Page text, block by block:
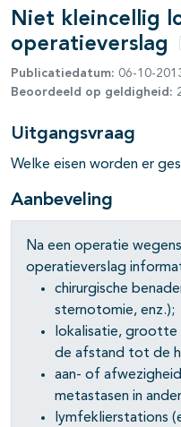
open- en
open- en
open- en
open- en
open- en
Niet kleincellig
operatieverslag
Publicatiedatum: 06-10-
Beoordeeld op geldigheid:
Uitgangsvraag
Welke eisen worden er
Aanbeveling
Na een operatie
operatieverslag
chirurgische
sternotomie, enz.);
lokalisatie, grootte
de afstand tot de
aan- of
metastasen in
lymfeklierstations